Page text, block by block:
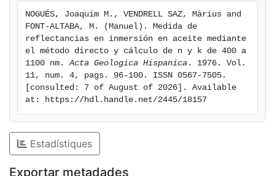
NOGUÉS, Joaquim M., VENDRELL SAZ, Màrius and
FONT-ALTABA, M. (Manuel). Medida de
reflectancias en inmersión en aceite mediante
el método directo y cálculo de n y k de 400 a
1100 nm. Acta Geologica Hispanica . 1976. Vol.
11, num. 4, pags. 96-100. ISSN 0567-7505.
[consulted: 7 of August of 2026]. Available
at: https://hdl.handle.net/2445/18157
Estadístiques
Exportar metadades